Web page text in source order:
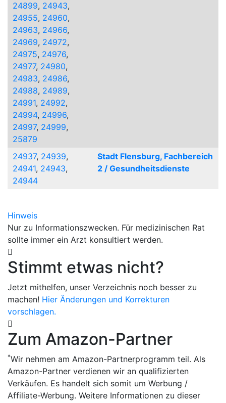
24899, 24943,
24955, 24960,
24963, 24966,
24969, 24972,
24975, 24976,
24977, 24980,
24983, 24986,
24988, 24989,
24991, 24992,
24994, 24996,
24997, 24999,
25879
24937, 24939,
24941, 24943,
24944
Stadt Flensburg, Fachbereich
2 / Gesundheitsdienste
Hinweis
Nur zu Informationszwecken. Für medizinischen Rat
sollte immer ein Arzt konsultiert werden.
Stimmt etwas nicht?
Jetzt mithelfen, unser Verzeichnis noch besser zu
machen! Hier Änderungen und Korrekturen
vorschlagen.
Zum Amazon-Partner
*Wir nehmen am Amazon-Partnerprogramm teil. Als
Amazon-Partner verdienen wir an qualifizierten
Verkäufen. Es handelt sich somit um Werbung /
Affiliate-Werbung. Weitere Informationen zu dieser